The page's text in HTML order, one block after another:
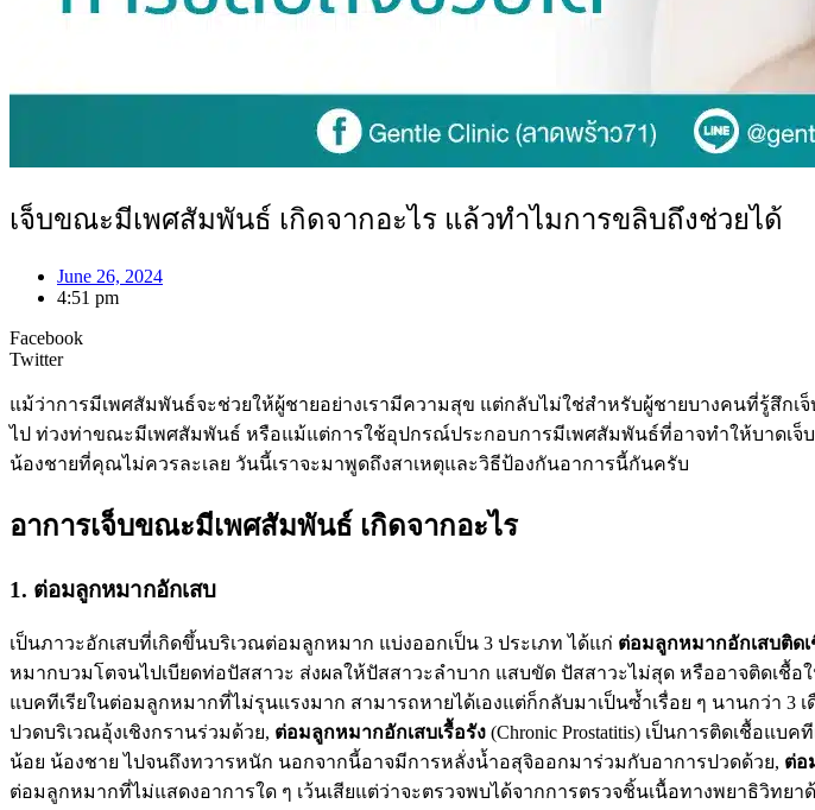
เจ็บขณะมีเพศสัมพันธ์ เกิดจากอะไร แล้วทำไมการขลิบถึงช่วยได้
June 26, 2024
4:51 pm
Facebook
Twitter
แม้ว่าการมีเพศสัมพันธ์จะช่วยให้ผู้ชายอย่างเรามีความสุข แต่กลับไม่ใช่สำหรับผู้ชายบางคนที่รู้สึก
ไป ท่วงท่าขณะมีเพศสัมพันธ์ หรือแม้แต่การใช้อุปกรณ์ประกอบการมีเพศสัมพันธ์ที่อาจทำให้บาดเ
น้องชายที่คุณไม่ควรละเลย วันนี้เราจะมาพูดถึงสาเหตุและวิธีป้องกันอาการนี้กันครับ
อาการเจ็บขณะมีเพศสัมพันธ์ เกิดจากอะไร
1. ต่อมลูกหมากอักเสบ
เป็นภาวะอักเสบที่เกิดขึ้นบริเวณต่อมลูกหมาก แบ่งออกเป็น 3 ประเภท ได้แก่ ต่อมลูกหมากอักเสบติด
หมากบวมโตจนไปเบียดท่อปัสสาวะ ส่งผลให้ปัสสาวะลำบาก แสบขัด ปัสสาวะไม่สุด หรืออาจติดเชื้อใ
แบคทีเรียในต่อมลูกหมากที่ไม่รุนแรงมาก สามารถหายได้เองแต่ก็กลับมาเป็นซ้ำเรื่อย ๆ นานกว่า
ปวดบริเวณอุ้งเชิงกรานร่วมด้วย, ต่อมลูกหมากอักเสบเรื้อรัง (Chronic Prostatitis) เป็นการติดเชื้อแ
น้อย น้องชาย ไปจนถึงทวารหนัก นอกจากนี้อาจมีการหลั่งน้ำอสุจิออกมาร่วมกับอาการปวดด้วย, ต่อ
ต่อมลูกหมากที่ไม่แสดงอาการใด ๆ เว้นเสียแต่ว่าจะตรวจพบได้จากการตรวจชิ้นเนื้อทางพยาธิวิท